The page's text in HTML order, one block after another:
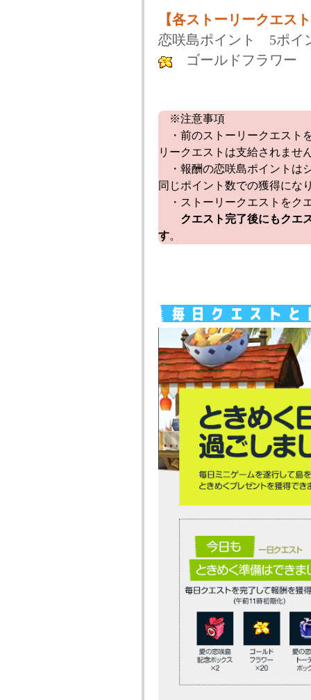
【各ストーリークエス
恋咲島ポイント 5ポイ
ゴールドフラワ
※注意事項
・前のストーリークエスト
リークエストは支給されませ
・報酬の恋咲島ポイントは
同じポイント数での獲得にな
・ストーリークエストをク
クエスト完了後にもクエ
す。